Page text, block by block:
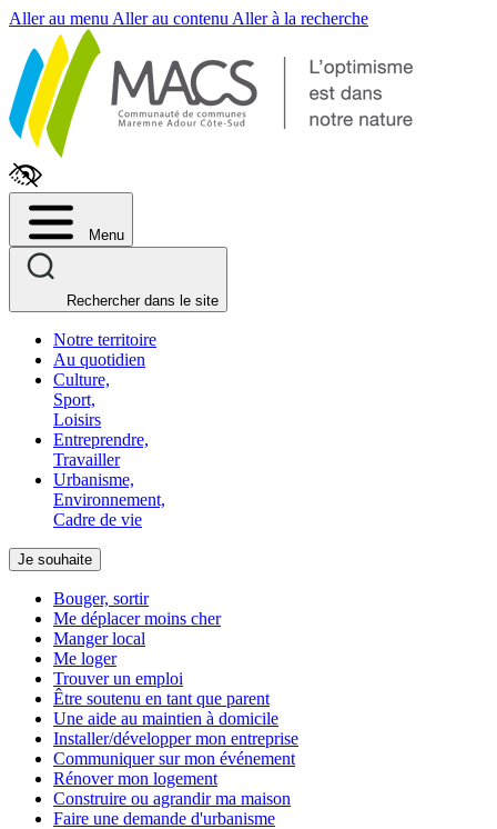
Aller au menu Aller au contenu Aller à la recherche
Menu
Rechercher dans le site
Notre territoire
Au quotidien
Culture,
Sport,
Loisirs
Entreprendre,
Travailler
Urbanisme,
Environnement,
Cadre de vie
Je souhaite
Bouger, sortir
Me déplacer moins cher
Manger local
Me loger
Trouver un emploi
Être soutenu en tant que parent
Une aide au maintien à domicile
Installer/développer mon entreprise
Communiquer sur mon événement
Rénover mon logement
Construire ou agrandir ma maison
Faire une demande d'urbanisme
Fenêtre
de
chat